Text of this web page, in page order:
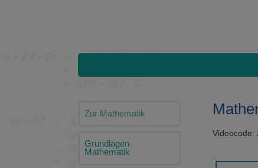
Zur Mathematik
Grundlagen-
Mathematik
Videocode:
Video-